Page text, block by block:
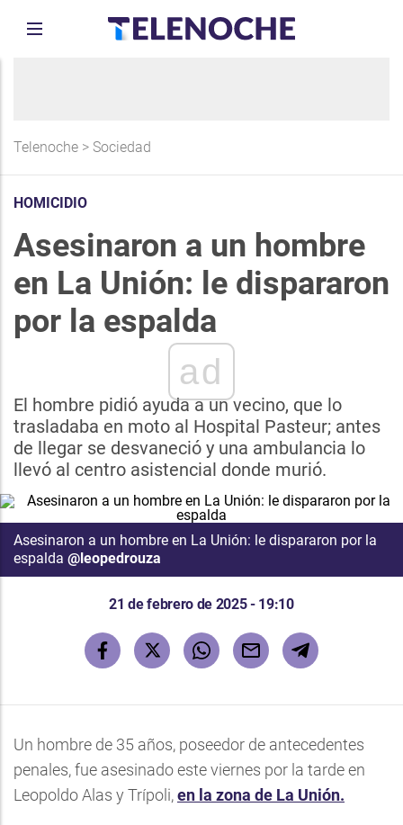
Telenoche > Sociedad
HOMICIDIO
Asesinaron a un hombre
en La Unión: le dispararon
por la espalda
ad
El hombre pidió ayuda a un vecino, que lo
trasladaba en moto al Hospital Pasteur; antes
de llegar se desvaneció y una ambulancia lo
llevó al centro asistencial donde murió.
Asesinaron a un hombre en La Unión: le dispararon por la
espalda @leopedrouza
21 de febrero de 2025 - 19:10
Un hombre de 35 años, poseedor de antecedentes
penales, fue asesinado este viernes por la tarde en
Leopoldo Alas y Trípoli,en la zona de La Unión.